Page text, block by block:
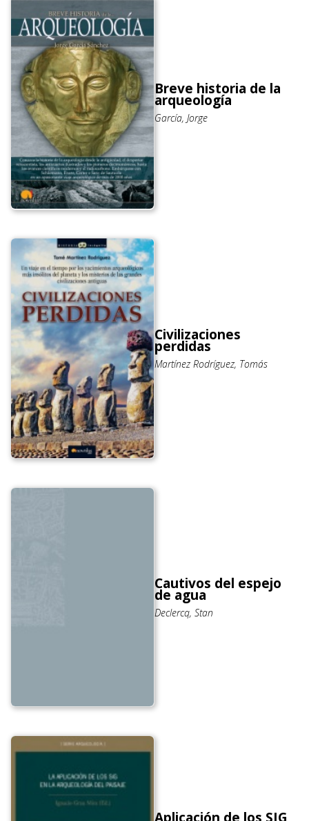
Breve historia de la
arqueología
García, Jorge
Civilizaciones
perdidas
Martínez Rodríguez, Tomás
Cautivos del espejo
de agua
Declercq, Stan